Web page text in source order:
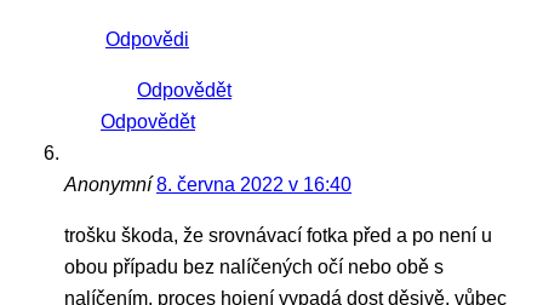
Odpovědi
Odpovědět
Odpovědět
Anonymní 8. června 2022 v 16:40
trošku škoda, že srovnávací fotka před a po není u
obou případu bez nalíčených očí nebo obě s
nalíčením. proces hojení vypadá dost děsivě, vůbec